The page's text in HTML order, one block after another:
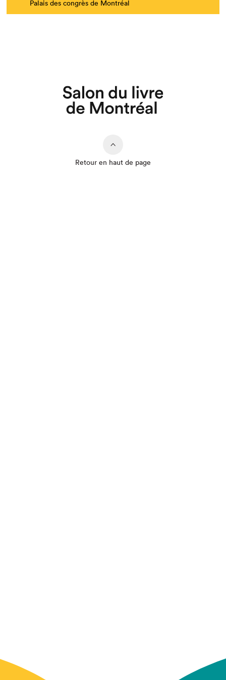
Palais des congrès de Montréal
Retour en haut de page